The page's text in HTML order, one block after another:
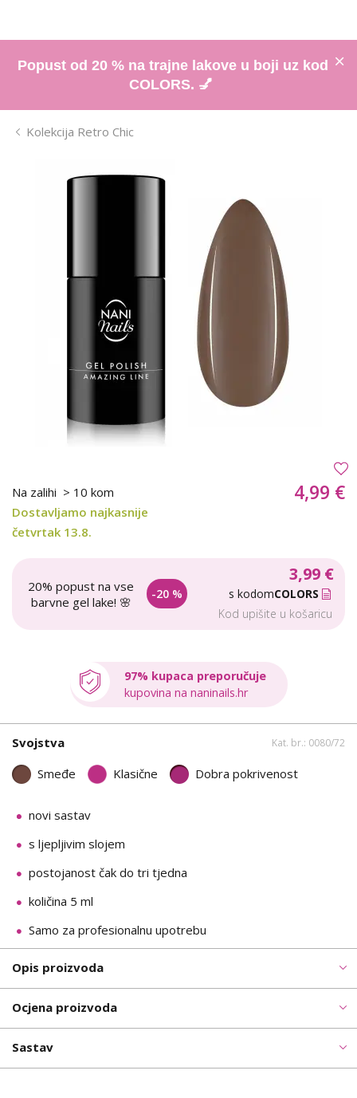
Popust od 20 % na trajne lakove u boji uz kod
COLORS. 💅
Kolekcija Retro Chic
Na zalihi > 10 kom
Dostavljamo najkasnije
četvrtak 13.8.
4,99 €
20% popust na vse
barvne gel lake! 🌸
-20 %
3,99 €
s kodomCOLORS
Kod upišite u košaricu
97% kupaca preporučuje
kupovina na naninails.hr
Svojstva Kat. br.: 0080/72
Smeđe Klasične Dobra pokrivenost
novi sastav
s ljepljivim slojem
postojanost čak do tri tjedna
količina 5 ml
Samo za profesionalnu upotrebu
Opis proizvoda
Ocjena proizvoda
Sastav